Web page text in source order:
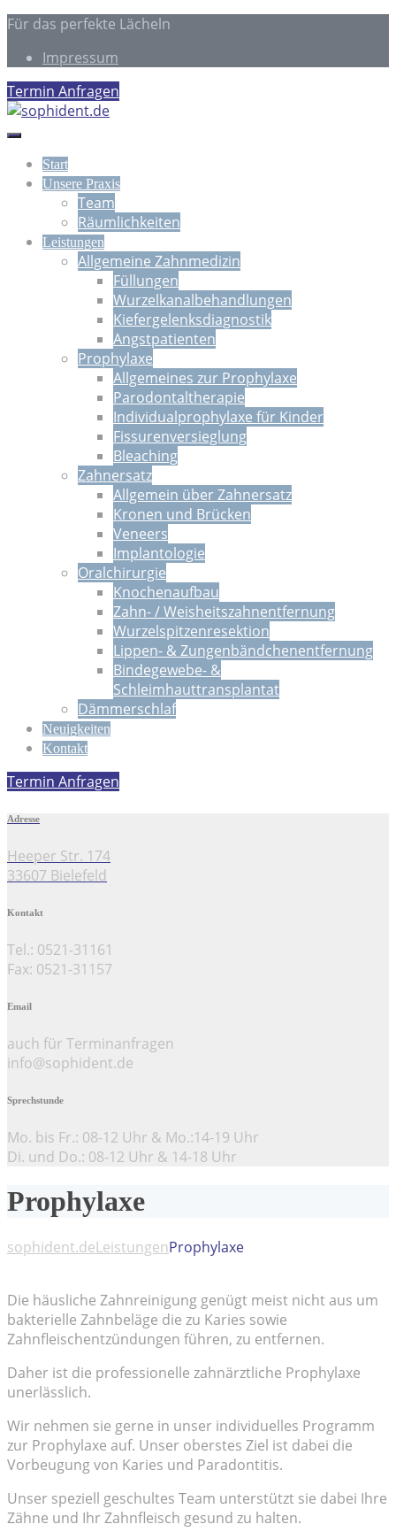
Für das perfekte Lächeln
Impressum
Termin Anfragen
Start
Unsere Praxis
Team
Räumlichkeiten
Leistungen
Allgemeine Zahnmedizin
Füllungen
Wurzelkanalbehandlungen
Kiefergelenksdiagnostik
Angstpatienten
Prophylaxe
Allgemeines zur Prophylaxe
Parodontaltherapie
Individualprophylaxe für Kinder
Fissurenversieglung
Bleaching
Zahnersatz
Allgemein über Zahnersatz
Kronen und Brücken
Veneers
Implantologie
Oralchirurgie
Knochenaufbau
Zahn- / Weisheitszahnentfernung
Wurzelspitzenresektion
Lippen- & Zungenbändchenentfernung
Bindegewebe- &
Schleimhauttransplantat
Dämmerschlaf
Neuigkeiten
Kontakt
Termin Anfragen
Adresse
Heeper Str. 174
33607 Bielefeld
Kontakt
Tel.: 0521-31161
Fax: 0521-31157
Email
auch für Terminanfragen
info@sophident.de
Sprechstunde
Mo. bis Fr.: 08-12 Uhr & Mo.:14-19 Uhr
Di. und Do.: 08-12 Uhr & 14-18 Uhr
Prophylaxe
sophident.deLeistungenProphylaxe
Die häusliche Zahnreinigung genügt meist nicht aus um
bakterielle Zahnbeläge die zu Karies sowie
Zahnfleischentzündungen führen, zu entfernen.
Daher ist die professionelle zahnärztliche Prophylaxe
unerlässlich.
Wir nehmen sie gerne in unser individuelles Programm
zur Prophylaxe auf. Unser oberstes Ziel ist dabei die
Vorbeugung von Karies und Paradontitis.
Unser speziell geschultes Team unterstützt sie dabei Ihre
Zähne und Ihr Zahnfleisch gesund zu halten.